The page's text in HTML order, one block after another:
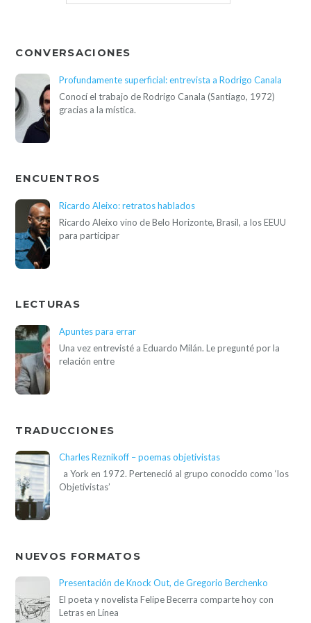
CONVERSACIONES
Profundamente superficial: entrevista a Rodrigo Canala
Conocí el trabajo de Rodrigo Canala (Santiago, 1972)
gracias a la mística.
ENCUENTROS
Ricardo Aleixo: retratos hablados
Ricardo Aleixo vino de Belo Horizonte, Brasil, a los EEUU
para participar
LECTURAS
Apuntes para errar
Una vez entrevisté a Eduardo Milán. Le pregunté por la
relación entre
TRADUCCIONES
Charles Reznikoff – poemas objetivistas
a York en 1972. Perteneció al grupo conocido como ‘los
Objetivistas’
NUEVOS FORMATOS
Presentación de Knock Out, de Gregorio Berchenko
El poeta y novelista Felipe Becerra comparte hoy con
Letras en Línea